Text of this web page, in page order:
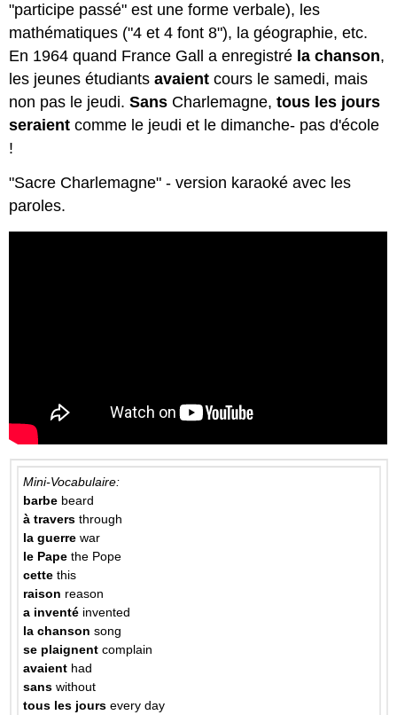
"participe passé" est une forme verbale), les
mathématiques ("4 et 4 font 8"), la géographie, etc.
En 1964 quand France Gall a enregistré la chanson,
les jeunes étudiantsavaient cours le samedi, mais
non pas le jeudi.Sans Charlemagne,tous les jours
seraient comme le jeudi et le dimanche- pas d'école
!
"Sacre Charlemagne" - version karaoké avec les
paroles.
Mini-Vocabulaire:
barbe beard
à travers through
la guerre war
le Pape the Pope
cettethis
raison reason
a inventé invented
la chanson song
se plaignent complain
avaient had
sans without
tous les jours every day